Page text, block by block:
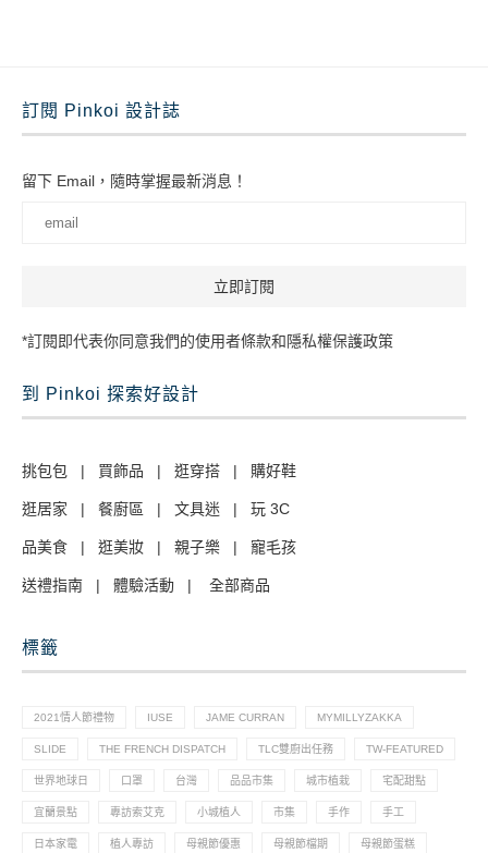
訂閱 Pinkoi 設計誌
留下 Email，隨時掌握最新消息！
*訂閱即代表你同意我們的使用者條款和隱私權保護政策
到 Pinkoi 探索好設計
挑包包 | 買飾品 | 逛穿搭 | 購好鞋
逛居家 | 餐廚區 | 文具迷 | 玩 3C
品美食 | 逛美妝 | 親子樂 | 寵毛孩
送禮指南 | 體驗活動 | 全部商品
標籤
2021情人節禮物 IUSE JAME CURRAN MYMILLYZAKKA
SLIDE THE FRENCH DISPATCH TLC雙廚出任務 TW-FEATURED
世界地球日 口罩 台灣 品品市集 城市植栽 宅配甜點
宜蘭景點 專訪索艾克 小城植人 市集 手作 手工
日本家電 植人專訪 母親節優惠 母親節檔期 母親節蛋糕